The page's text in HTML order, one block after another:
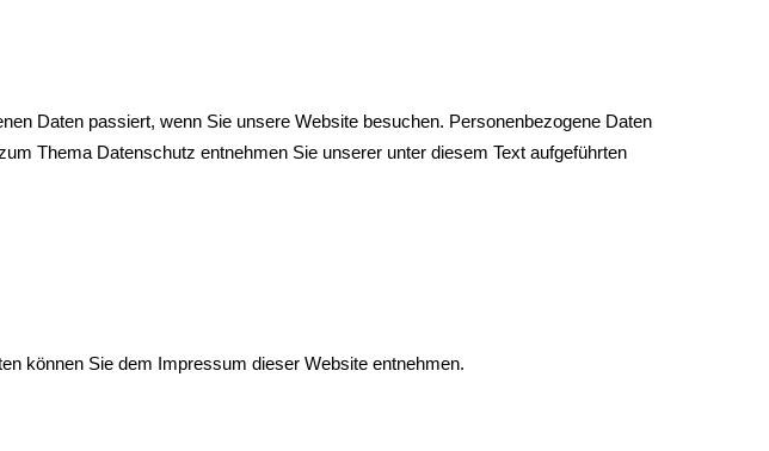
Daten passiert, wenn Sie unsere Website besuchen. Personenbezogene Daten
Thema Datenschutz entnehmen Sie unserer unter diesem Text aufgeführten
können Sie dem Impressum dieser Website entnehmen.